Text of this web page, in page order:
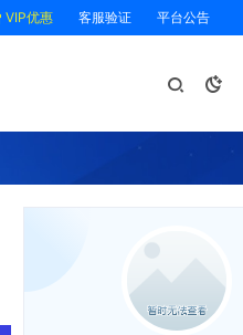
VIP优惠 客服验证 平台公告